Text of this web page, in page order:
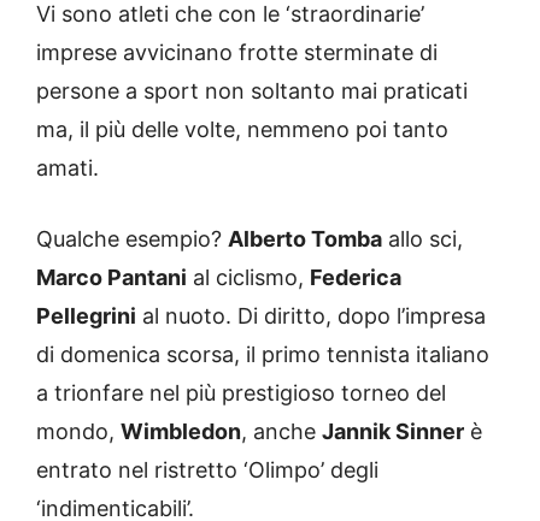
Vi sono atleti che con le ‘straordinarie’
imprese avvicinano frotte sterminate di
persone a sport non soltanto mai praticati
ma, il più delle volte, nemmeno poi tanto
amati.
Qualche esempio? Alberto Tomba allo sci,
Marco Pantani al ciclismo, Federica
Pellegrini al nuoto. Di diritto, dopo l’impresa
di domenica scorsa, il primo tennista italiano
a trionfare nel più prestigioso torneo del
mondo, Wimbledon, anche Jannik Sinner è
entrato nel ristretto ‘Olimpo’ degli
‘indimenticabili’.